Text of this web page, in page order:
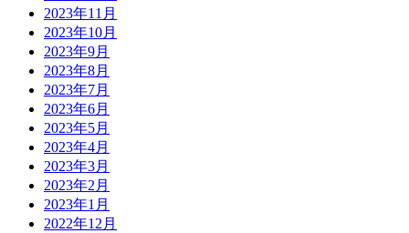
2023年11月
2023年10月
2023年9月
2023年8月
2023年7月
2023年6月
2023年5月
2023年4月
2023年3月
2023年2月
2023年1月
2022年12月